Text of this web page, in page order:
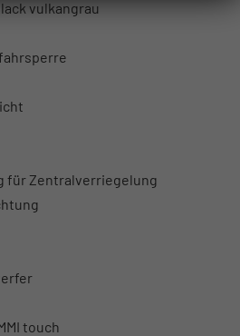
vulkangrau
für Zentralverriegelung
touch